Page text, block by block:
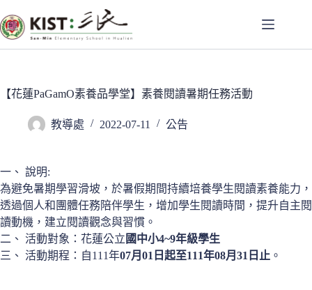
至
主
容【花蓮PaGamO素養品學堂】素養閱讀暑期任務活動
教導處 2022-07-11 公告
一、 說明:
為避免暑期學習滑坡，於暑假期間持續培養學生閱讀素養能力，
透過個人和團體任務陪伴學生，增加學生閱讀時間，提升自主閱
讀動機，建立閱讀觀念與習慣。
二、 活動對象：花蓮公立 國中小4~9年級學生
三、 活動期程：自111年07月01日起至111年08月31日止 。